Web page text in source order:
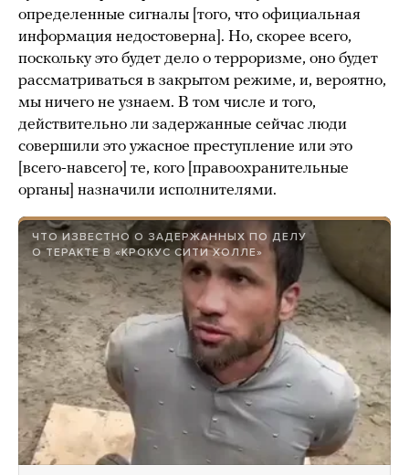
определенные сигналы [того, что официальная
информация недостоверна]. Но, скорее всего,
поскольку это будет дело о терроризме, оно будет
рассматриваться в закрытом режиме, и, вероятно,
мы ничего не узнаем. В том числе и того,
действительно ли задержанные сейчас люди
совершили это ужасное преступление или это
[всего-навсего] те, кого [правоохранительные
органы] назначили исполнителями.
ЧТО ИЗВЕСТНО О ЗАДЕРЖАННЫХ ПО ДЕЛУ
О ТЕРАКТЕ В «КРОКУС СИТИ ХОЛЛЕ»